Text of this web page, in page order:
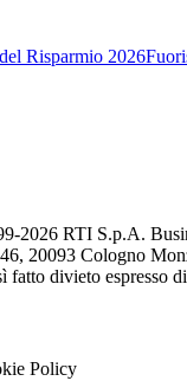
Risparmio 2026
2026 RTI S.p.A.
20093 Cologno
fatto divieto espresso
Policy